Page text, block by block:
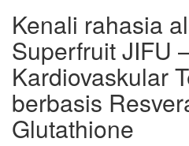
Kenali rahasia
Superfruit JIFU
Kardiovaskular
berbasis
Glutathione